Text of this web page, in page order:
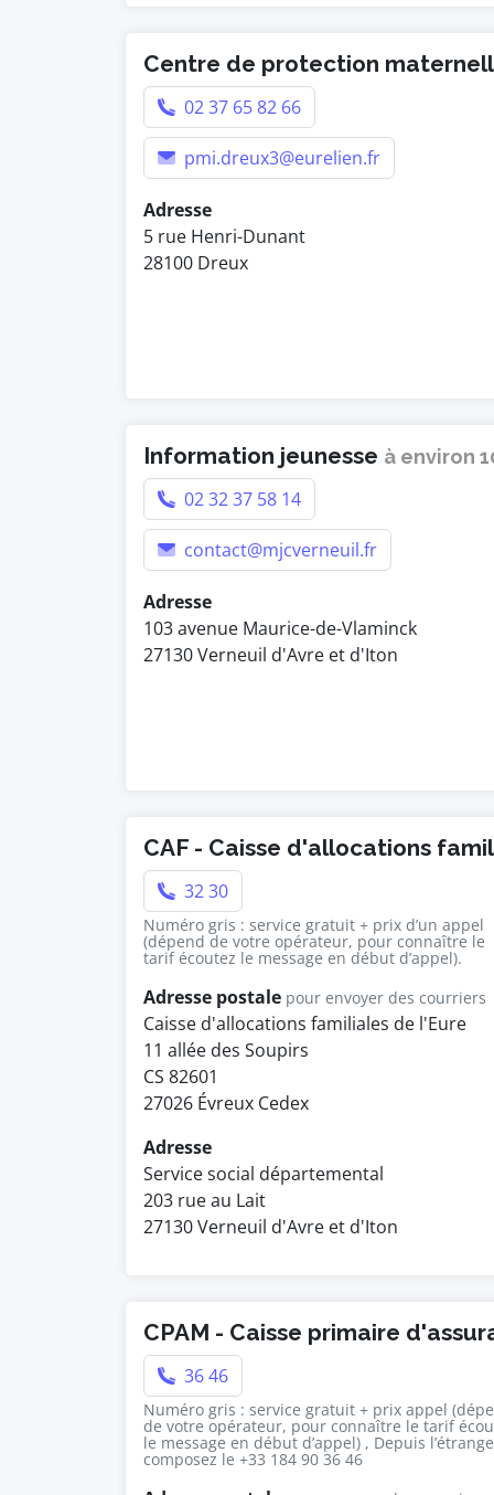
Centre de protection
02 37 65 82 66
pmi.dreux3@eurelien.fr
Adresse
5 rue Henri-Dunant
28100 Dreux
Information jeunesse à environ
02 32 37 58 14
contact@mjcverneuil.fr
Adresse
103 avenue Maurice-de-Vlaminck
27130 Verneuil d'Avre et d'Iton
CAF - Caisse d'allocations
32 30
Numéro gris : service gratuit + prix d’un appel
(dépend de votre opérateur, pour connaître le
tarif écoutez le message en début d’appel).
Adresse postale pour envoyer des courriers
Caisse d'allocations familiales de l'Eure
11 allée des Soupirs
CS 82601
27026 Évreux Cedex
Adresse
Service social départemental
203 rue au Lait
27130 Verneuil d'Avre et d'Iton
CPAM - Caisse primaire
36 46
Numéro gris : service gratuit + prix appel
de votre opérateur, pour connaître le tarif
le message en début d’appel) , Depuis
composez le +33 184 90 36 46